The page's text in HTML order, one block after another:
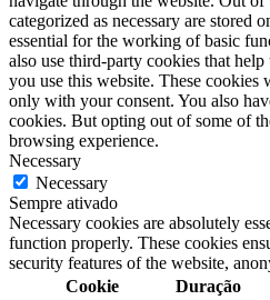
categorized as necessary are stored
essential for the working of basic
also use third-party cookies that
you use this website. These
only with your consent. You also
cookies. But opting out of some of
browsing experience.
Necessary
Necessary
Sempre ativado
Necessary cookies are absolutely
function properly. These cookies
security features of the website,
Cookie
Duração